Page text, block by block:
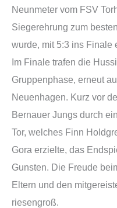
Neunmeter vom FSV
Siegerehrung zum
wurde, mit 5:3 ins Finale
Im Finale trafen die
Gruppenphase, erneut
Neuenhagen. Kurz vor
Bernauer Jungs durch
Tor, welches Finn
Gora erzielte, das
Gunsten. Die Freude
Eltern und den
riesengroß.